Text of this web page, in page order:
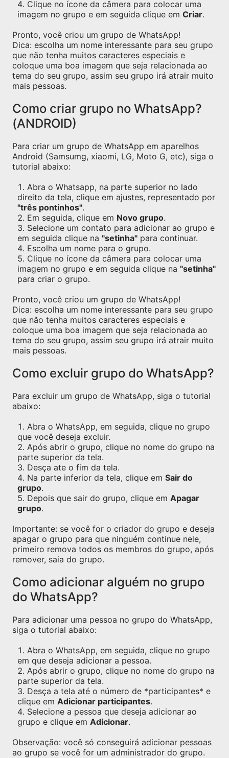
Clique no ícone da câmera para colocar uma
imagem no grupo e em seguida clique em Criar.
Pronto, você criou um grupo de WhatsApp!
Dica: escolha um nome interessante para seu grupo
que não tenha muitos caracteres especiais e
coloque uma boa imagem que seja relacionada ao
tema do seu grupo, assim seu grupo irá atrair muito
mais pessoas.
Como criar grupo no WhatsApp?
(ANDROID)
Para criar um grupo de WhatsApp em aparelhos
Android (Samsumg, xiaomi, LG, Moto G, etc), siga o
tutorial abaixo:
Abra o Whatsapp, na parte superior no lado
direito da tela, clique em ajustes, representado por
"três pontinhos".
Em seguida, clique em Novo grupo.
Selecione um contato para adicionar ao grupo e
em seguida clique na "setinha" para continuar.
Escolha um nome para o grupo.
Clique no ícone da câmera para colocar uma
imagem no grupo e em seguida clique na "setinha"
para criar o grupo.
Pronto, você criou um grupo de WhatsApp!
Dica: escolha um nome interessante para seu grupo
que não tenha muitos caracteres especiais e
coloque uma boa imagem que seja relacionada ao
tema do seu grupo, assim seu grupo irá atrair muito
mais pessoas.
Como excluir grupo do WhatsApp?
Para excluir um grupo de WhatsApp, siga o tutorial
abaixo:
Abra o WhatsApp, em seguida, clique no grupo
que você deseja excluir.
Após abrir o grupo, clique no nome do grupo na
parte superior da tela.
Desça ate o fim da tela.
Na parte inferior da tela, clique em Sair do
grupo.
Depois que sair do grupo, clique em Apagar
grupo.
Importante: se você for o criador do grupo e deseja
apagar o grupo para que ninguém continue nele,
primeiro remova todos os membros do grupo, após
remover, saia do grupo.
Como adicionar alguém no grupo
do WhatsApp?
Para adicionar uma pessoa no grupo do WhatsApp,
siga o tutorial abaixo:
Abra o WhatsApp, em seguida, clique no grupo
em que deseja adicionar a pessoa.
Após abrir o grupo, clique no nome do grupo na
parte superior da tela.
Desça a tela até o número de *participantes* e
clique em Adicionar participantes.
Selecione a pessoa que deseja adicionar ao
grupo e clique em Adicionar.
Observação: você só conseguirá adicionar pessoas
ao grupo se você for um administrador do grupo.